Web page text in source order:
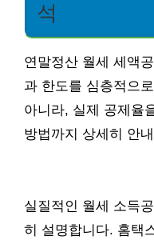
석
연말정산 월세 세액
과 한도를 심층적으
아니라, 실제 공제율
방법까지 상세히 안
실질적인 월세 소득
히 설명합니다. 홈택